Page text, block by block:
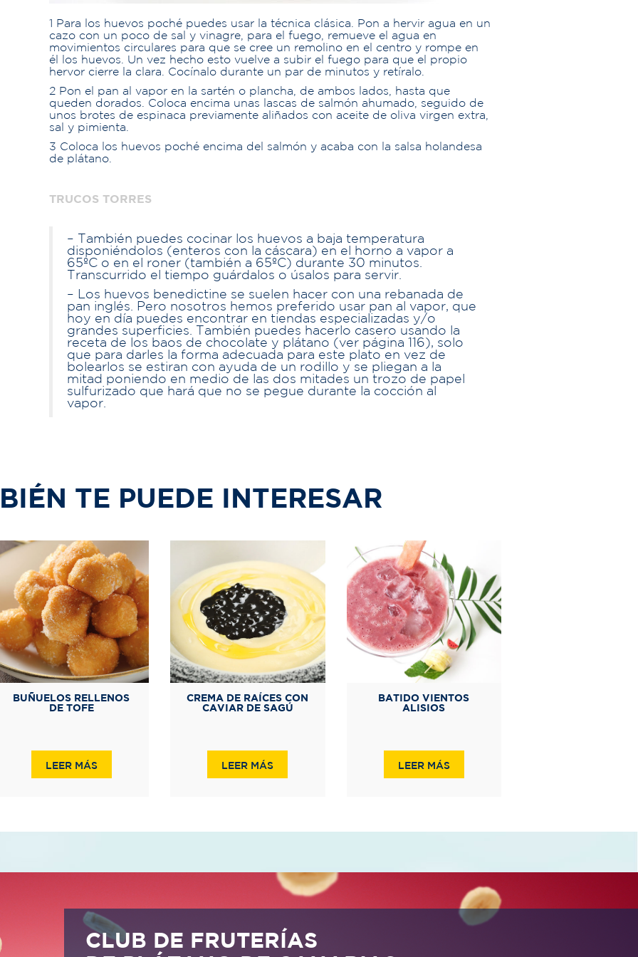
1
Para los huevos poché puedes usar la técnica clásica. Pon a hervir agua en un
cazo con un poco de sal y vinagre, para el fuego, remueve el agua en
movimientos circulares para que se cree un remolino en el centro y rompe en
él los huevos. Un vez hecho esto vuelve a subir el fuego para que el propio
hervor cierre la clara. Cocínalo durante un par de minutos y retíralo.
2 Pon el pan al vapor en la sartén o plancha, de ambos lados, hasta que
queden dorados. Coloca encima unas lascas de salmón ahumado, seguido de
unos brotes de espinaca previamente aliñados con aceite de oliva virgen extra,
sal y pimienta.
3 Coloca los huevos poché encima del salmón y acaba con la salsa holandesa
de plátano.
TRUCOS TORRES
–
También puedes cocinar los huevos a baja temperatura
disponiéndolos (enteros con la cáscara) en el horno a vapor a
65ºC o en el roner (también a 65ºC) durante 30 minutos.
Transcurrido el tiempo guárdalos o úsalos para servir.
–
Los huevos benedictine se suelen hacer con una rebanada de
pan inglés. Pero nosotros hemos preferido usar pan al vapor, que
hoy en día puedes encontrar en tiendas especializadas y/o
grandes superficies. También puedes hacerlo casero usando la
receta de los baos de chocolate y plátano (ver página 116), solo
que para darles la forma adecuada para este plato en vez de
bolearlos se estiran con ayuda de un rodillo y se pliegan a la
mitad poniendo en medio de las dos mitades un trozo de papel
sulfurizado que hará que no se pegue durante la cocción al
vapor.
TE PUEDE INTERESAR
BUÑUELOS RELLENOS
DE TOFE
LEER MÁS
CREMA DE RAÍCES CON
CAVIAR DE SAGÚ
LEER MÁS
BATIDO VIENTOS
ALISIOS
LEER MÁS
CLUB DE FRUTERÍAS